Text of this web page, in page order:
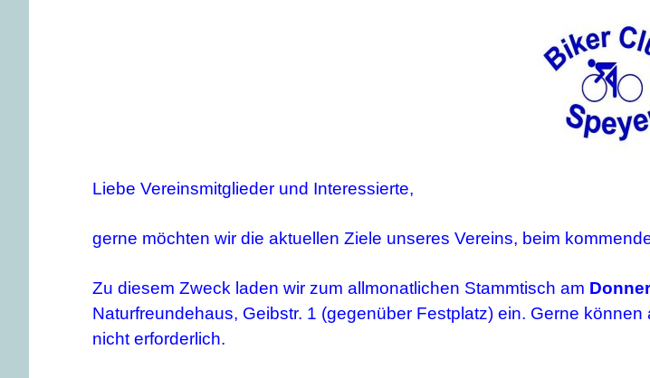
Liebe Vereinsmitglieder und Interessierte,
gerne möchten wir die aktuellen Ziele unseres Vereins, beim
Zu diesem Zweck laden wir zum allmonatlichen Stammtisch am
Naturfreundehaus, Geibstr. 1 (gegenüber Festplatz) ein. Gerne können
nicht erforderlich.